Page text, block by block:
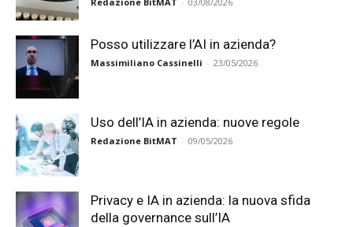
Posso utilizzare l’AI in azienda?
Massimiliano Cassinelli - 23/05/2026
Uso dell’IA in azienda: nuove regole
Redazione BitMAT - 09/05/2026
Privacy e IA in azienda: la nuova sfida
della governance sull’IA